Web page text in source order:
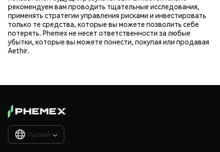
рекомендуем вам проводить тщательные исследования,
применять стратегии управления рисками и инвестировать
только те средства, которые вы можете позволить себе
потерять. Phemex не несет ответственности за любые
убытки, которые вы можете понести, покупая или продавая
Aethir.
Русский 